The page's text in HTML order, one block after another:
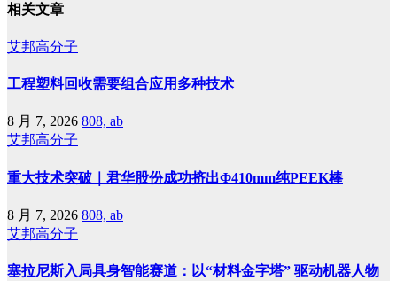
相关文章
艾邦高分子
工程塑料回收需要组合应用多种技术
8 月 7, 2026 808, ab
艾邦高分子
重大技术突破｜君华股份成功挤出Φ410mm纯PEEK棒
8 月 7, 2026 808, ab
艾邦高分子
塞拉尼斯入局具身智能赛道：以“材料金字塔” 驱动机器人物